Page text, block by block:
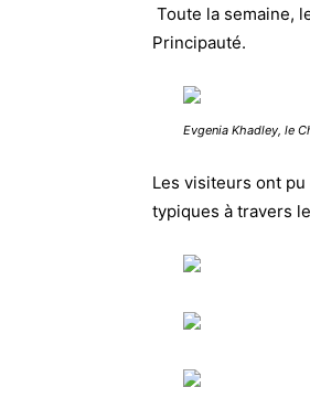
Toute la semaine,
Principauté.
Evgenia Khadley, le
Les visiteurs ont pu
typiques à travers le